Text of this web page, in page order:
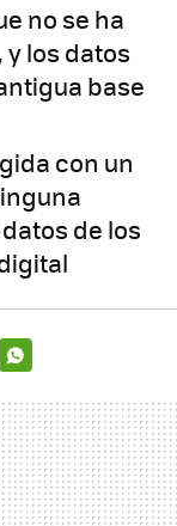
no se ha
los datos
base
con un
de los